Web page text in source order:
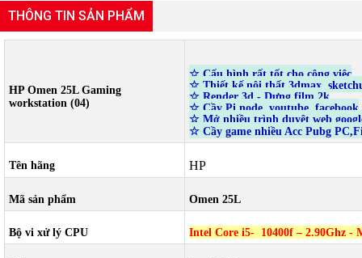
THÔNG TIN SẢN PHẨM
HP Omen 25L Gaming
workstation (04)
☆ Cấu hình rất tốt cho công việc
☆ Thiết kế nội thất 3dmax,
☆ Render 3d - Dựng film 2k
☆ Cầy Pi node, youtube. facebook
☆ Mở nhiều trình duyệt web
☆ Cầy game nhiều Acc Pubg
Tên hãng HP
Mã sản phẩm Omen 25L
Bộ vi xử lý CPU Intel Core i5- 10400f – 2.90Ghz -